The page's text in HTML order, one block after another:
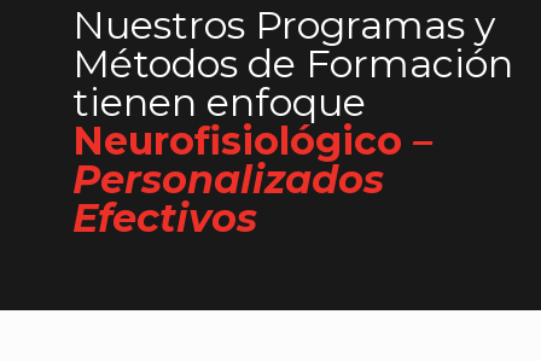
Nuestros Programas y
Métodos de Formación
tienen enfoque
Neurofisiológico–
Personalizados
Efectivos